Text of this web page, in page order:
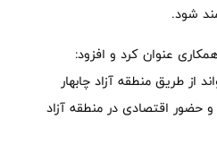
شود.
عنوان کرد و افزود:
از طریق منطقه آزاد چابهار
اقتصادی در منطقه آزاد